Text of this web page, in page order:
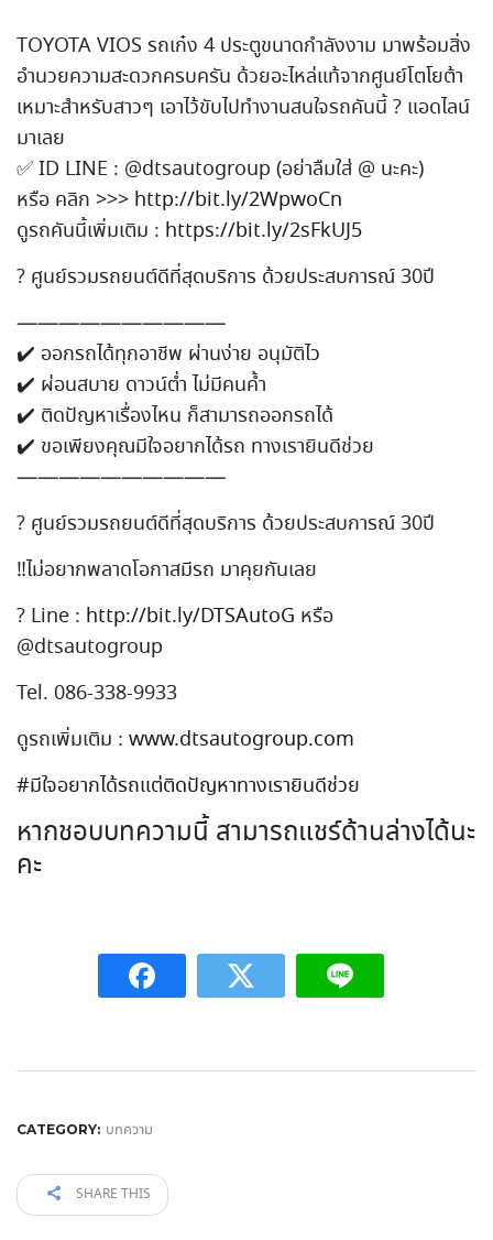
TOYOTA VIOS รถเก๋ง 4 ประตูขนาดกำลังงาม มาพร้อมสิ่ง
อํานวยความสะดวกครบครัน ด้วยอะไหล่แท้จากศูนย์โตโยต้า
เหมาะสำหรับสาวๆ เอาไว้ขับไปทำงานสนใจรถคันนี้ ? แอดไลน์
มาเลย
✅ID LINE : @dtsautogroup (อย่าลืมใส่ @ นะคะ)
หรือ คลิก >>> http://bit.ly/2WpwoCn
ดูรถคันนี้เพิ่มเติม : https://bit.ly/2sFkUJ5
? ศูนย์รวมรถยนต์ดีที่สุดบริการ ด้วยประสบการณ์ 30ปี
——————————
✔️ ออกรถได้ทุกอาชีพ ผ่านง่าย อนุมัติไว
✔️ ผ่อนสบาย ดาวน์ต่ำ ไม่มีคนค้ำ
✔️ ติดปัญหาเรื่องไหน ก็สามารถออกรถได้
✔️ ขอเพียงคุณมีใจอยากได้รถ ทางเรายินดีช่วย
——————————
? ศูนย์รวมรถยนต์ดีที่สุดบริการ ด้วยประสบการณ์ 30ปี
‼ไม่อยากพลาดโอกาสมีรถ มาคุยกันเลย
? Line : http://bit.ly/DTSAutoG หรือ
@dtsautogroup
Tel. 086-338-9933
ดูรถเพิ่มเติม : www.dtsautogroup.com
#มีใจอยากได้รถแต่ติดปัญหาทางเรายินดีช่วย
หากชอบบทความนี้ สามารถแชร์ด้านล่างได้นะ
คะ
CATEGORY: บทความ
SHARE THIS